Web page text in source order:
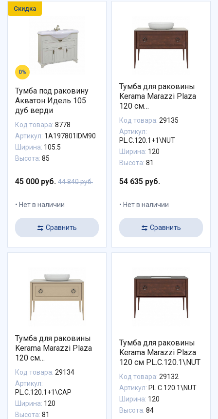
Скидка
0%
Тумба под раковину
Акватон Идель 105
дуб верди
Код товара: 8778
Артикул: 1A197801IDM90
Ширина: 105.5
Высота: 85
45 000 руб. 44 840 руб.
Нет в наличии
Сравнить
Тумба для раковины
Kerama Marazzi Plaza
120 см
PL.C.120.1+1\NUT
Код товара: 29135
Артикул:
PL.C.120.1+1\NUT
Ширина: 120
Высота: 81
54 635 руб.
Нет в наличии
Сравнить
Тумба для раковины
Kerama Marazzi Plaza
120 см
PL.C.120.1+1\CAP
Код товара: 29134
Артикул:
PL.C.120.1+1\CAP
Ширина: 120
Высота: 81
Тумба для раковины
Kerama Marazzi Plaza
120 см PL.C.120.1\NUT
Код товара: 29132
Артикул: PL.C.120.1\NUT
Ширина: 120
Высота: 84